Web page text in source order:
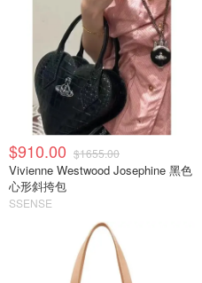
$910.00 $1655.00
Vivienne Westwood Josephine 黑色
心形斜挎包
SSENSE